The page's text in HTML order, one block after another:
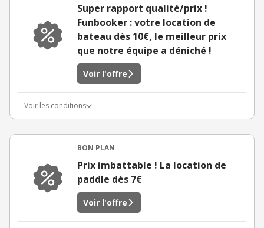
Super rapport qualité/prix !
Funbooker : votre location de
bateau dès 10€, le meilleur prix
que notre équipe a déniché !
Voir l'offre
Voir les conditions
BON PLAN
Prix imbattable ! La location de
paddle dès 7€
Voir l'offre